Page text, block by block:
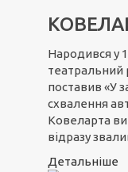
Народився у
театральний
поставив «У
схвалення
Ковеларта
відразу
Детальніше